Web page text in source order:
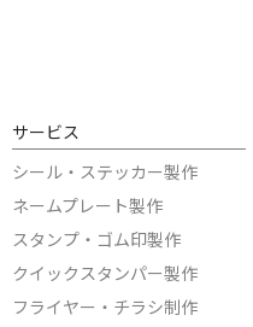
サービス
シール・ステッカー製作
ネームプレート製作
スタンプ・ゴム印製作
クイックスタンパー製作
フライヤー・チラシ制作